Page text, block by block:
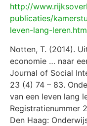
http://
publicaties/
leven-lang-
Notten, T. (2014).
economie … naar
Journal of Social
23 (4) 74 – 83.
van een leven lang
Registratienummer
Den Haag: